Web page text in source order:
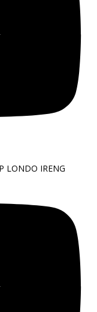
LONDO IRENG